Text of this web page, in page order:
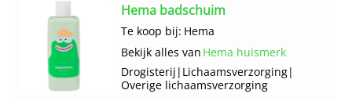
Hema badschuim
Te koop bij: Hema
Bekijk alles van Hema huismerk
Drogisterij | Lichaams­verzorging|
Overige lichaams­verzorging